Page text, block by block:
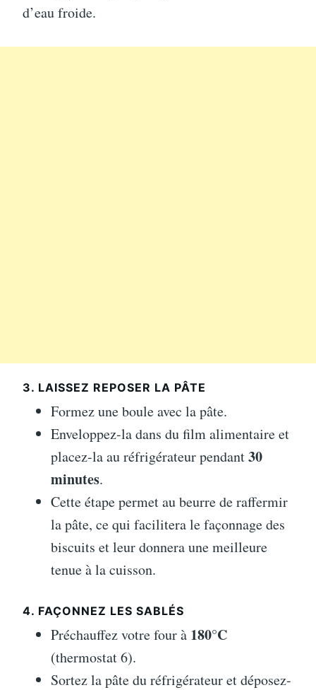
d’eau froide.
3. LAISSEZ REPOSER LA PÂTE
Formez une boule avec la pâte.
Enveloppez-la dans du film alimentaire et
placez-la au réfrigérateur pendant30
minutes.
Cette étape permet au beurre de raffermir
la pâte, ce qui facilitera le façonnage des
biscuits et leur donnera une meilleure
tenue à la cuisson.
4. FAÇONNEZ LES SABLÉS
Préchauffez votre four à 180°C
(thermostat 6).
Sortez la pâte du réfrigérateur et déposez-